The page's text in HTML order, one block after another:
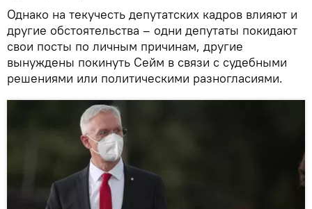
Однако на текучесть депутатских кадров влияют и
другие обстоятельства – одни депутаты покидают
свои посты по личным причинам, другие
вынуждены покинуть Сейм в связи с судебными
решениями или политическими разногласиями.